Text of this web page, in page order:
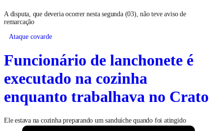
A disputa, que deveria ocorrer nesta segunda (03), não teve aviso de
remarcação
Ataque covarde
Funcionário de lanchonete é
executado na cozinha
enquanto trabalhava no Crato
Ele estava na cozinha preparando um sanduíche quando foi atingido